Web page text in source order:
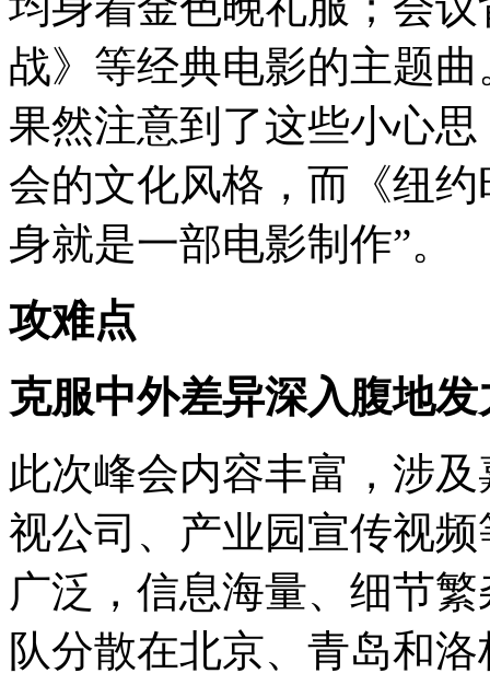
战》等经典电影的主题
果然注意到了这些小心
会的文化风格，而《纽
身就是一部电影制作”。
攻难点
克服中外差异深入腹地发
此次峰会内容丰富，涉
视公司、产业园宣传视
广泛，信息海量、细节
队分散在北京、青岛和